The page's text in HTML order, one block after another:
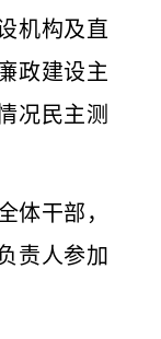
机构及直
政建设主
况民主测
体干部，
责人参加